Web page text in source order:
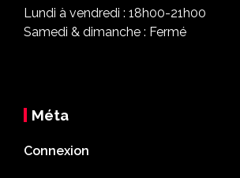
Lundi à vendredi : 18h00-21h00
Samedi & dimanche : Fermé
Méta
Connexion